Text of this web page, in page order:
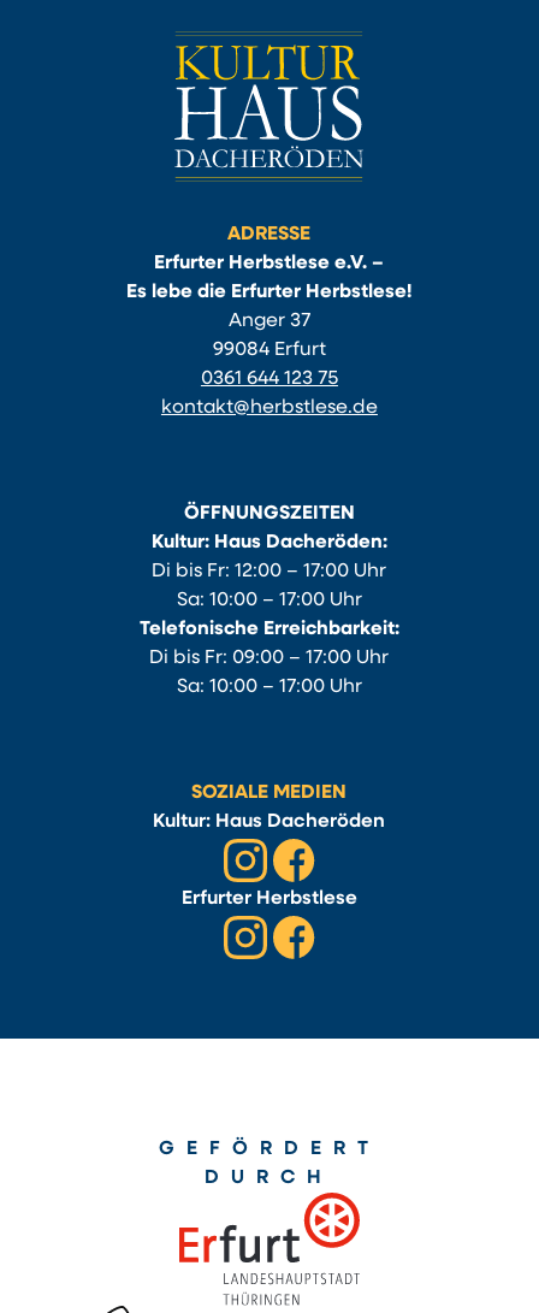
ADRESSE
Erfurter Herbstlese e.V. –
Es lebe die Erfurter Herbstlese!
Anger 37
99084 Erfurt
0361 644 123 75
kontakt@herbstlese.de
ÖFFNUNGSZEITEN
Kultur: Haus Dacheröden:
Di bis Fr: 12:00 – 17:00 Uhr
Sa: 10:00 – 17:00 Uhr
Telefonische Erreichbarkeit:
Di bis Fr: 09:00 – 17:00 Uhr
Sa: 10:00 – 17:00 Uhr
SOZIALE MEDIEN
Kultur: Haus Dacheröden
Erfurter Herbstlese
GEFÖRDERT
DURCH